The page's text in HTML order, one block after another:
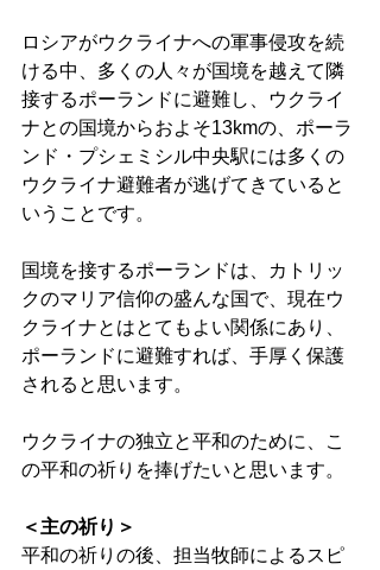
ロシアがウクライナへの軍事侵攻を続
ける中、多くの人々が国境を越えて隣
接するポーランドに避難し、ウクライ
ナとの国境からおよそ13kmの、ポーラ
ンド・プシェミシル中央駅には多くの
ウクライナ避難者が逃げてきていると
いうことです。
国境を接するポーランドは、カトリッ
クのマリア信仰の盛んな国で、現在ウ
クライナとはとてもよい関係にあり、
ポーランドに避難すれば、手厚く保護
されると思います。
ウクライナの独立と平和のために、こ
の平和の祈りを捧げたいと思います。
＜主の祈り＞
平和の祈りの後、担当牧師によるスピ